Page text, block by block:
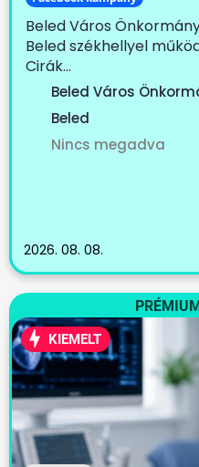
Beled Város
Beled székhellyel
Cirák...
Beled Város
Beled
Nincs megadva
2026. 08. 08.
KIEMELT